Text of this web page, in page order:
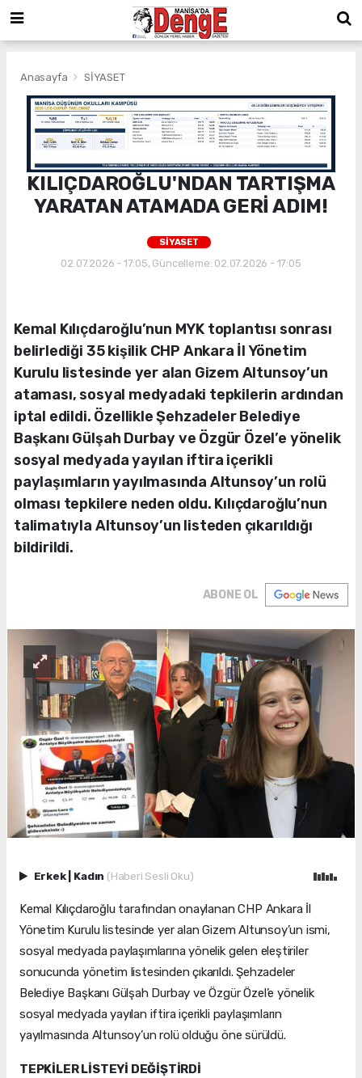
Anasayfa SİYASET
KILIÇDAROĞLU'NDAN TARTIŞMA
YARATAN ATAMADA GERİ ADIM!
SİYASET
02.07.2026 - 17:05, Güncelleme: 02.07.2026 - 17:05
Kemal Kılıçdaroğlu’nun MYK toplantısı sonrası
belirlediği 35 kişilik CHP Ankara İl Yönetim
Kurulu listesinde yer alan Gizem Altunsoy’un
ataması, sosyal medyadaki tepkilerin ardından
iptal edildi. Özellikle Şehzadeler Belediye
Başkanı Gülşah Durbay ve Özgür Özel’e yönelik
sosyal medyada yayılan iftira içerikli
paylaşımların yayılmasında Altunsoy’un rolü
olması tepkilere neden oldu. Kılıçdaroğlu’nun
talimatıyla Altunsoy’un listeden çıkarıldığı
bildirildi.
ABONE OL
Erkek Kadın (Haberi Sesli Oku)
Kemal Kılıçdaroğlu tarafından onaylanan CHP Ankara İl
Yönetim Kurulu listesinde yer alan Gizem Altunsoy’un ismi,
sosyal medyada paylaşımlarına yönelik gelen eleştiriler
sonucunda yönetim listesinden çıkarıldı. Şehzadeler
Belediye Başkanı Gülşah Durbay ve Özgür Özel’e yönelik
sosyal medyada yayılan iftira içerikli paylaşımların
yayılmasında Altunsoy’un rolü olduğu öne sürüldü.
TEPKİLER LİSTEYİ DEĞİŞTİRDİ